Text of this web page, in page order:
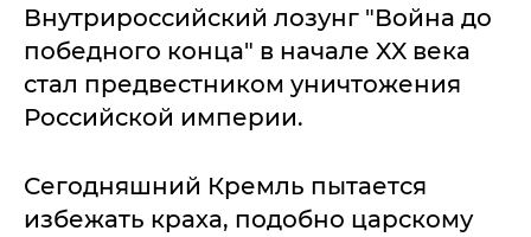
Внутрироссийский лозунг "Война до
победного конца" в начале XX века
стал предвестником уничтожения
Российской империи.
Сегодняшний Кремль пытается
избежать краха, подобно царскому